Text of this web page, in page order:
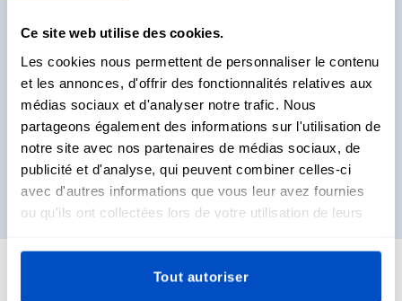
Ce site web utilise des cookies.
Les cookies nous permettent de personnaliser le contenu
et les annonces, d'offrir des fonctionnalités relatives aux
médias sociaux et d'analyser notre trafic. Nous
partageons également des informations sur l'utilisation de
notre site avec nos partenaires de médias sociaux, de
publicité et d'analyse, qui peuvent combiner celles-ci
avec d'autres informations que vous leur avez fournies
ou qu'ils ont collectées lors de votre utilisation de leurs
Tout autoriser
Vous voulez voir des
échantillons ?
Vous voulez voir et toucher de vraies étiquettes avant de
décider ce que vous allez acheter ? Pas de problème.
Recevez des packs d'échantillons directement chez vous !
Obtenez des échantillons
Spécifications pour la création d'écussons